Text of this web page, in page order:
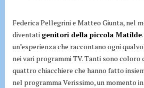
Federica Pellegrini e Matteo Giunta, nel
diventati genitori della piccola Matilde
un’esperienza che raccontano ogni
nei vari programmi TV. Tanti sono coloro
quattro chiacchiere che hanno fatto
nel programma Verissimo, un momento